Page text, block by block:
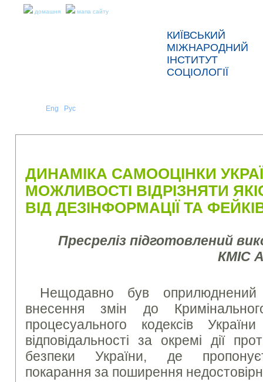
домашня мапа сайту
КИЇВСЬКИЙ
МІЖНАРОДНИЙ
ІНСТИТУТ
СОЦІОЛОГІЇ
Eng Рус
ДИНАМІКА САМООЦІНКИ
МОЖЛИВОСТІ ВІДРІЗНЯТИ
ВІД ДЕЗІНФОРМАЦІЇ ТА
Пресреліз підготовлений
КМІС
Нещодавно був
внесення змін до
процесуального кодексів
відповідальності за окремі дії
безпеки України, де
покарання за поширення